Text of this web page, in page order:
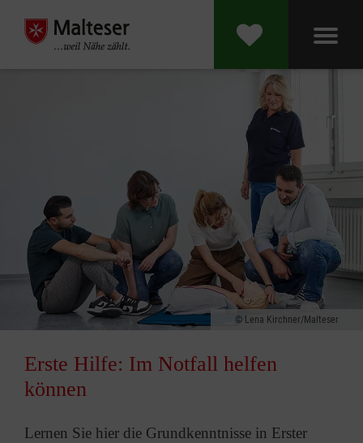
Lena Kirchner/Malteser
Erste Hilfe: Im Notfall helfen
können
Lernen Sie hier die Grundkenntnisse in Erster